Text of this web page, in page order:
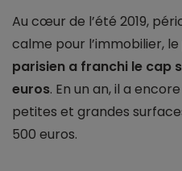
Au cœur de l’été 2019,
calme pour l’immobilier, le
parisien a franchi le cap
euros. En un an, il a
petites et grandes
500 euros.